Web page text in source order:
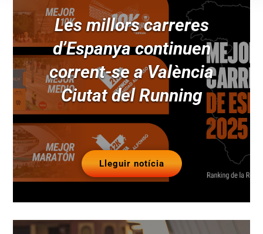
Les millors carreres
d’Espanya continuen
corrent-se a València
Ciutat del Running
Lleguir notícia